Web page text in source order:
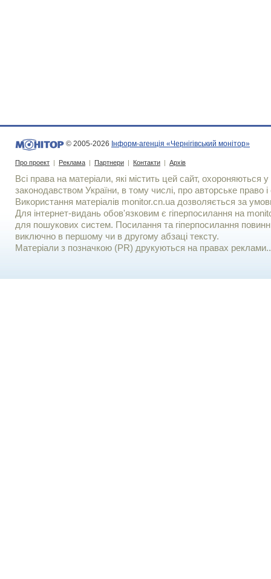
© 2005-2026 Інформ-агенція «Чернігівський монітор»
Про проект | Реклама | Партнери | Контакти | Архів
Всі права на матеріали, які містить цей сайт, охороняються у
законодавством України, в тому числі, про авторське право і
Використання матерiалiв monitor.cn.ua дозволяється за
Для iнтернет-видань обов'язковим є гiперпосилання на
для пошукових систем. Посилання та гіперпосилання
виключно в першому чи в другому абзаці тексту.
Матеріали з позначкою (PR) друкуються на правах реклами..